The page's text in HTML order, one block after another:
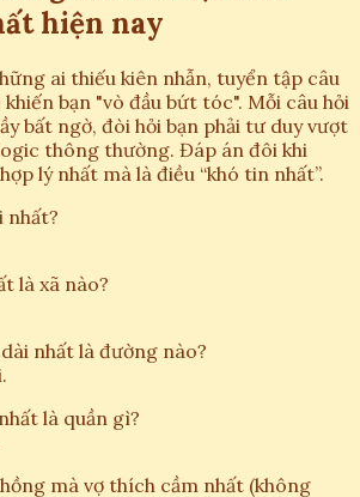
hiện nay
ai thiếu kiên nhẫn, tuyển tập câu
bạn "vò đầu bứt tóc". Mỗi câu hỏi
bất ngờ, đòi hỏi bạn phải tư duy vượt
thông thường. Đáp án đôi khi
lý nhất mà là điều “khó tin nhất”.
nhất?
là xã nào?
nhất là đường nào?
là quần gì?
mà vợ thích cầm nhất (không